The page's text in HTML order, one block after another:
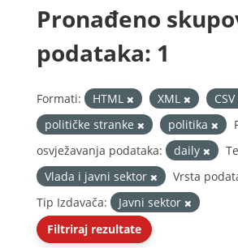
Pronađeno
podataka: 1
Formati: HTML XML CSV
političke stranke
politika
osvježavanja podataka:
daily
Vlada i javni sektor
Vrsta
Tip Izdavača:
Javni sektor
Filtriraj rezultate